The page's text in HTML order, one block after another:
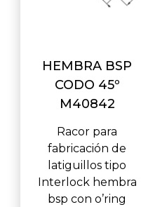
HEMBRA BSP
CODO 45º
M40842
Racor para
fabricación de
latiguillos tipo
Interlock hembra
bsp con o’ring